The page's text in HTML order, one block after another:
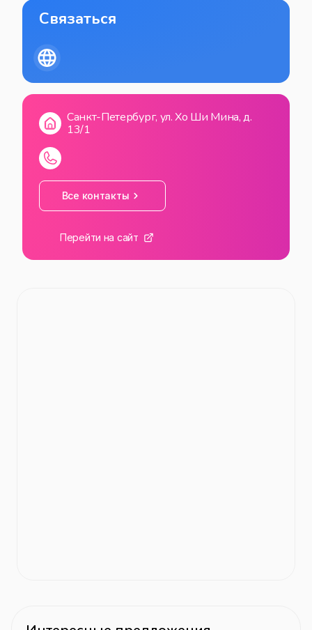
Связаться
Санкт-Петербург, ул. Хо Ши Мина, д.
13/1
Все контакты
Перейти на сайт